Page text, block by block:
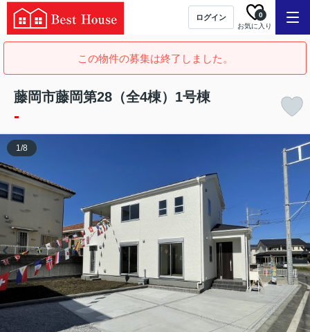
ログイン
お気に入り
0
この物件の募集は終了しました。
藤岡市藤岡第28（全4棟）1号棟
-
1/8